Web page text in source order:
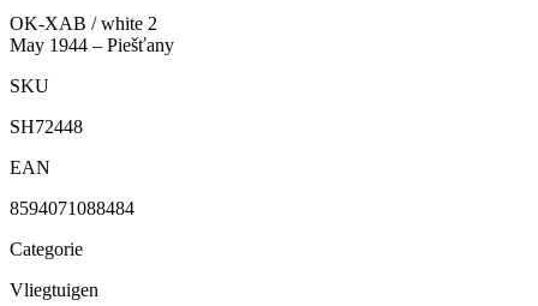
OK-XAB / white 2
May 1944 – Piešťany
SKU
SH72448
EAN
8594071088484
Categorie
Vliegtuigen